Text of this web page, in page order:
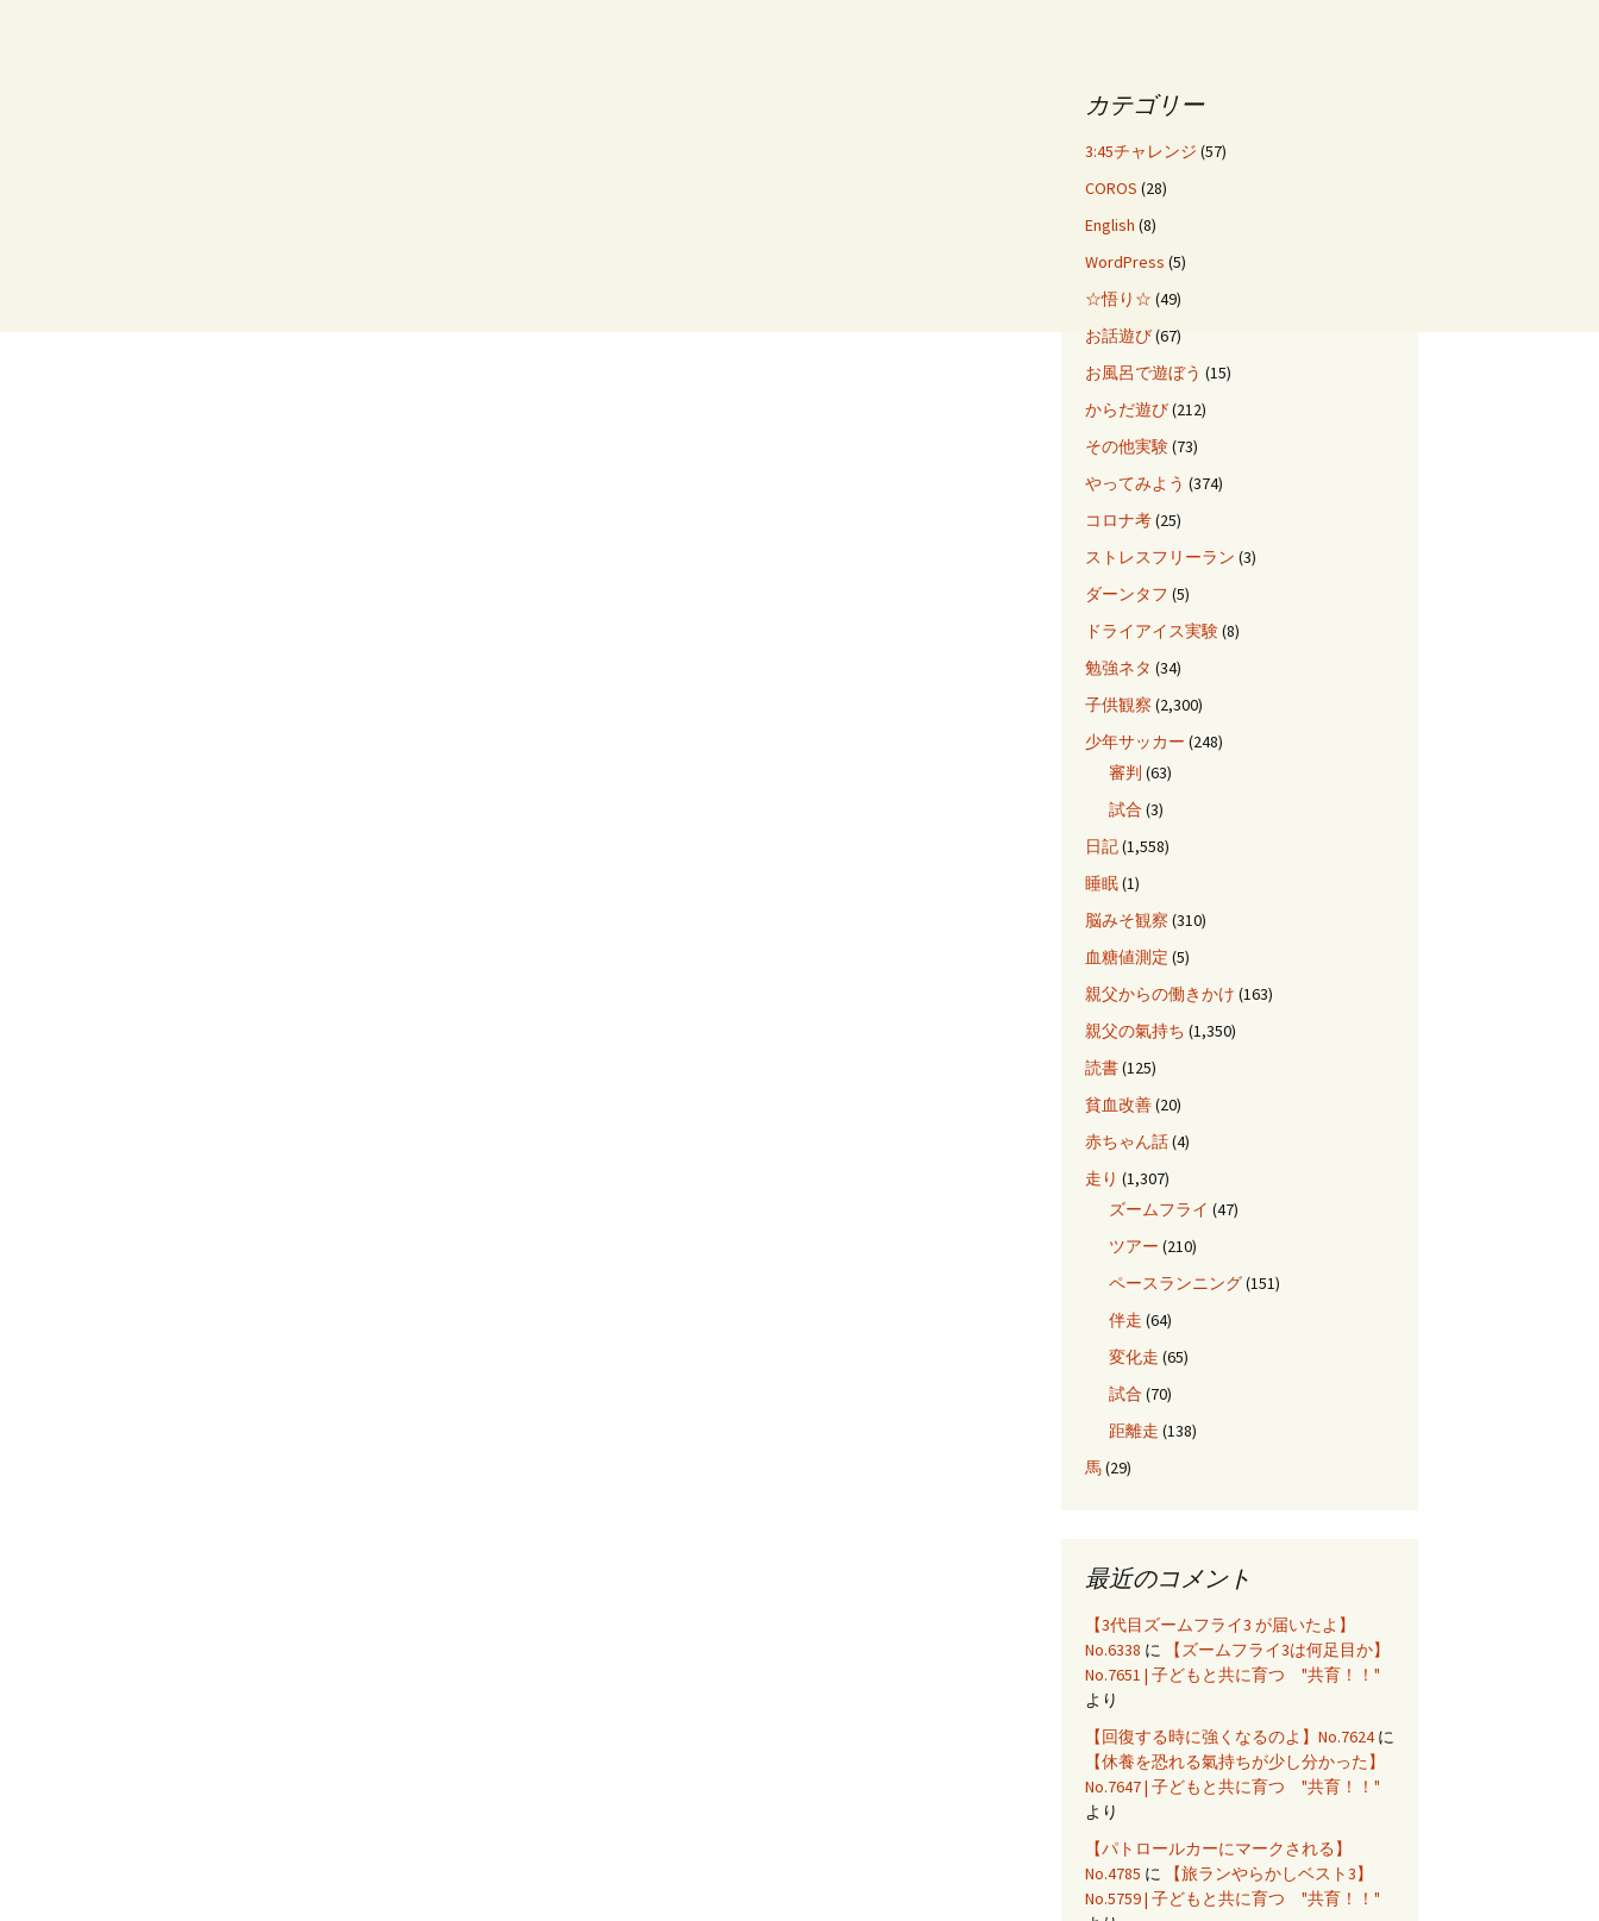
カテゴリー
3:45チャレンジ (57)
COROS (28)
English (8)
WordPress (5)
☆悟り☆ (49)
お話遊び(67)
お風呂で遊ぼう (15)
からだ遊び(212)
その他実験(73)
やってみよう (374)
コロナ考(25)
ストレスフリーラン (3)
ダーンタフ (5)
ドライアイス実験(8)
勉強ネタ (34)
子供観察 (2,300)
少年サッカー (248)
審判 (63)
試合 (3)
日記(1,558)
睡眠(1)
脳みそ観察 (310)
血糖値測定 (5)
親父からの働きかけ (163)
親父の氣持ち (1,350)
読書(125)
貧血改善(20)
赤ちゃん話(4)
走り (1,307)
ズームフライ (47)
ツアー (210)
ペースランニング(151)
伴走 (64)
変化走 (65)
試合 (70)
距離走 (138)
馬(29)
最近のコメント
【3代目ズームフライ3 が届いたよ】
No.6338 に
【ズームフライ3は何足目か】
No.7651 | 子どもと共に育つ "共育！！"
より
【回復する時に強くなるのよ】No.7624に
【休養を恐れる氣持ちが少し分かった】
No.7647 | 子どもと共に育つ "共育！！"
より
【パトロールカーにマークされる】
No.4785 に
【旅ランやらかしベスト3】
No.5759 | 子どもと共に育つ "共育！！"